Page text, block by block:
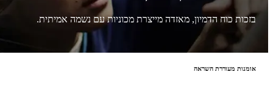
בזכות כוח הדמיון, מאזדה מייצרת מכוניות עם נשמה אמיתית.
אומנות מעוררת השראה